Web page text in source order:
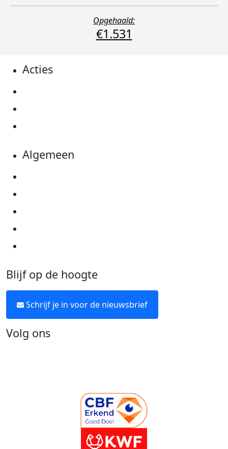
Opgehaald:
€1.531
Acties
Algemeen
Blijf op de hoogte
Schrijf je in voor de nieuwsbrief
Volg ons